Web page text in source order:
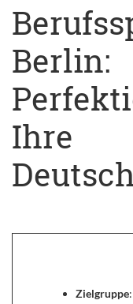
Berlin:
Ihre
Zielgruppe